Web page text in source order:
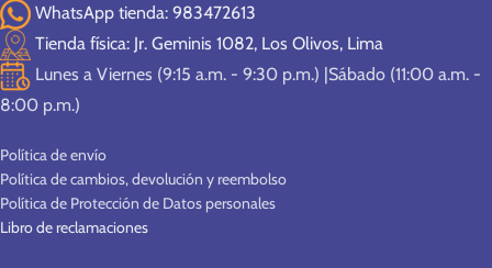
WhatsApp tienda: 983472613
Tienda física: Jr. Geminis 1082, Los Olivos, Lima
Lunes a Viernes (9:15 a.m. - 9:30 p.m.) |Sábado (11:00 a.m. -
8:00 p.m.)
Política de envío
Política de cambios, devolución y reembolso
Política de Protección de Datos personales
Libro de reclamaciones